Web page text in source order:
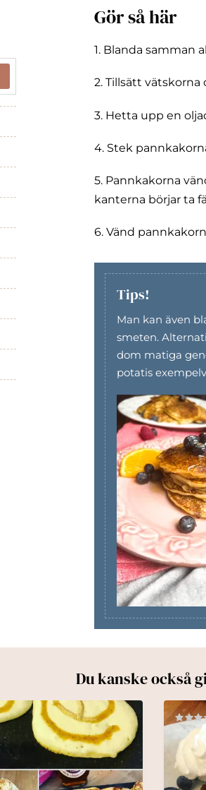
Gör så här
1. Blanda samman
2. Tillsätt
3. Hetta upp en
4. Stek
5. Pannkakorna
kanterna börjar ta
6. Vänd
Tips!
Man kan även
smeten.
dom matiga
potatis
Du kanske också